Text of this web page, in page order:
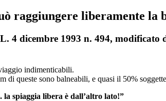
raggiungere liberamente
4 dicembre 1993 n. 494, modificato
indimenticabili.
di queste sono balneabili, e quasi il 50%
la spiaggia libera è dall’altro lato!”